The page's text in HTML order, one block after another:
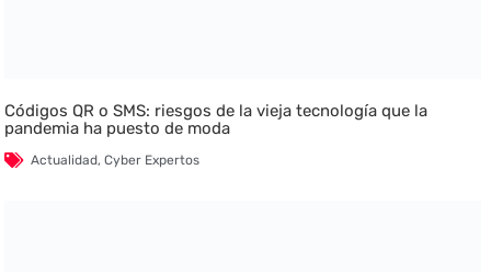
Códigos QR o SMS: riesgos de la vieja tecnología que la
pandemia ha puesto de moda
Actualidad,Cyber Expertos